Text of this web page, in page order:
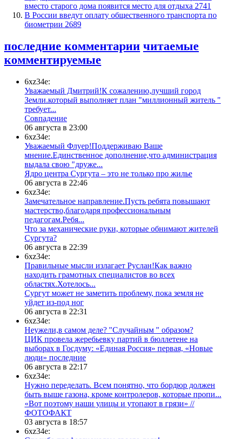
вместо старого дома появится место для отдыха 2741
В России введут оплату общественного транспорта по
биометрии 2689
последние комментарии читаемые
комментируемые
6xz34e:
Уважаемый Дмитрий!К сожалению,лучший город
Земли.который выполняет план "миллионный житель "
требует...
​Совпадение
06 августа в 23:00
6xz34e:
Уважаемый Флуер!Поддерживаю Ваше
мнение.Единственное дополнение,что администрация
выдала свою "друже...
​Ядро центра Сургута ‒ это не только про жилье
06 августа в 22:46
6xz34e:
Замечательное направление.Пусть ребята повышают
мастерство,благодаря профессиональным
педагогам.Ребя...
​Что за механические руки, которые обнимают жителей
Сургута?
06 августа в 22:39
6xz34e:
Правильные мысли излагает Руслан!Как важно
находить грамотных специалистов во всех
областях.Хотелось...
Сургут может не заметить проблему, пока земля не
уйдет из-под ног
06 августа в 22:31
6xz34e:
Неужели,в самом деле? "Случайным " образом?
ЦИК провела жеребьевку партий в бюллетене на
выборах в Госдуму: «Единая Россия» первая, «Новые
люди» последние
06 августа в 22:17
6xz34e:
Нужно переделать. Всем понятно, что бордюр должен
быть выше газона, кроме контролеров, которые пропи...
«Вот поэтому наши улицы и утопают в грязи» //
ФОТОФАКТ
03 августа в 18:57
6xz34e: